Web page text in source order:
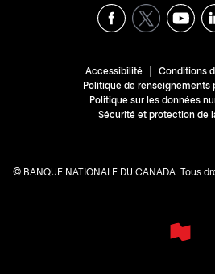
Accessibilité Conditions
Politique de renseignements
Politique sur les données
Sécurité et protection de
© BANQUE NATIONALE DU CANADA. Tous